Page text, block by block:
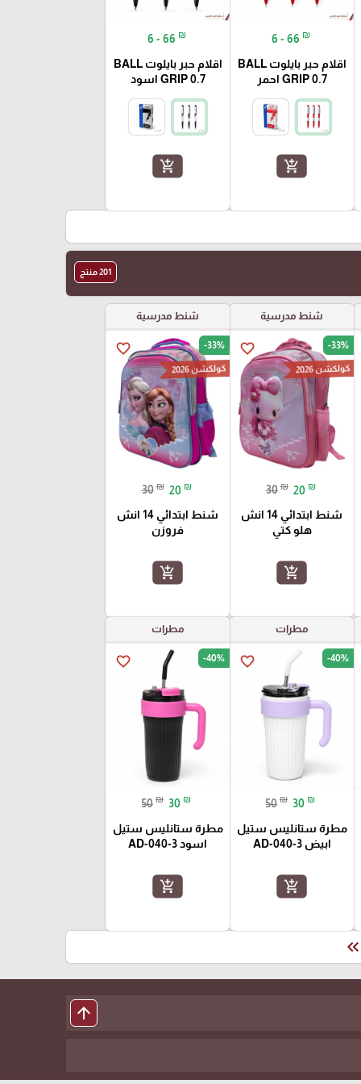
6 - 66 ₪
اقلام حبر بايلوت BALL
GRIP 0.7 احمر
add_shopping_cart
6 - 66 ₪
اقلام حبر بايلوت BALL
GRIP 0.7 اسود
add_shopping_cart
201 منتج
شنط مدرسية
favorite_border -33%
كولكشن 2026
30 ₪ 20 ₪
شنط ابتدائي 14 انش
هلو كتي
add_shopping_cart
شنط مدرسية
favorite_border -33%
كولكشن 2026
30 ₪ 20 ₪
شنط ابتدائي 14 انش
فروزن
add_shopping_cart
مطرات
favorite_border -40%
50 ₪ 30 ₪
مطرة ستانليس ستيل
ابيض AD-040-3
add_shopping_cart
مطرات
favorite_border -40%
50 ₪ 30 ₪
مطرة ستانليس ستيل
اسود AD-040-3
add_shopping_cart
keyboard_double_arrow_left
arrow_upward